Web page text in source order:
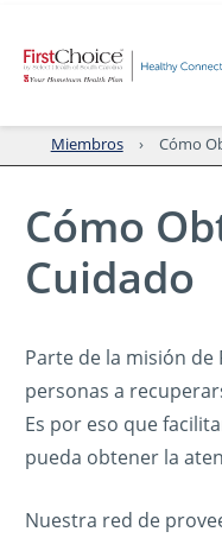
Miembros Cómo
Cómo
Cuidado
Parte de la misión de
personas a
Es por eso que
pueda obtener la
Nuestra red de